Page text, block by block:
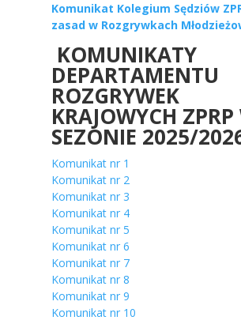
Komunikat Kolegium Sędziów
zasad w Rozgrywkach
KOMUNIKATY
DEPARTAMENTU
ROZGRYWEK
KRAJOWYCH ZPRP
SEZONIE 2025/
Komunikat nr 1
Komunikat nr 2
Komunikat nr 3
Komunikat nr 4
Komunikat nr 5
Komunikat nr 6
Komunikat nr 7
Komunikat nr 8
Komunikat nr 9
Komunikat nr 10